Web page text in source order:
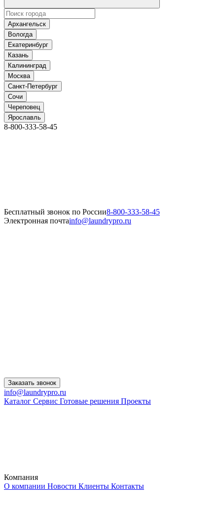
Архангельск
Вологда
Екатеринбург
Казань
Калининград
Москва
Санкт-Петербург
Сочи
Череповец
Ярославль
8-800-333-58-45
Бесплатный звонок по России8-800-333-58-45
Электронная почтаinfo@laundrypro.ru
Заказать звонок
info@laundrypro.ru
Каталог Сервис Готовые решения Проекты
Компания
О компании Новости Клиенты Контакты